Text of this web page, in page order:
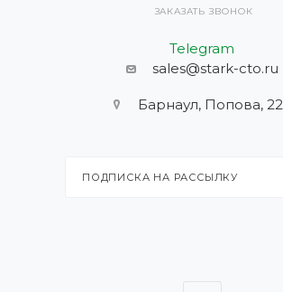
ЗАКАЗАТЬ ЗВОНОК
Telegram
sales@stark-cto.ru
Барнаул, Попова,
ПОДПИСКА НА РАССЫЛКУ